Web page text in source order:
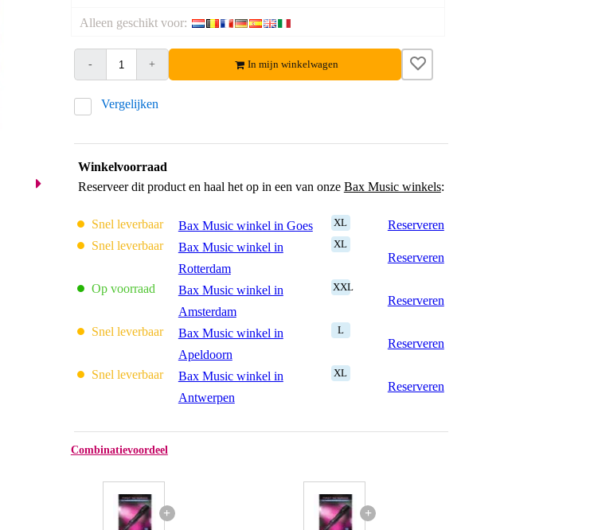
Alleen geschikt voor:
- + In mijn winkelwagen
Vergelijken
Winkelvoorraad
Reserveer dit product en haal het op in een van onze Bax Music winkels:
Snel leverbaar Bax Music winkel in Goes XL
Reserveren
Snel leverbaar
Bax Music winkel in
Rotterdam
XL
Reserveren
Op voorraad
Bax Music winkel in
Amsterdam
XXL
Reserveren
Snel leverbaar
Bax Music winkel in
Apeldoorn
L
Reserveren
Snel leverbaar
Bax Music winkel in
Antwerpen
XL
Reserveren
Combinatievoordeel
+ +